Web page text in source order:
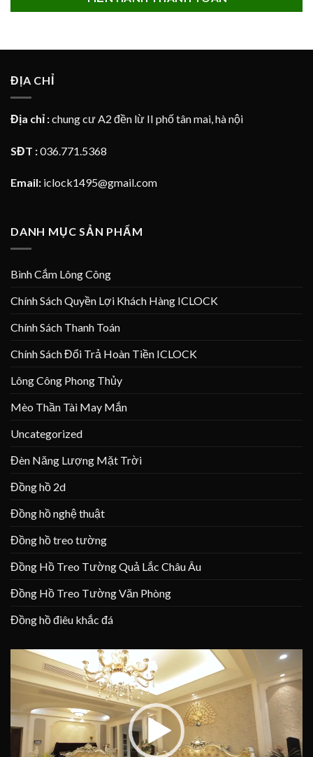
ĐỊA CHỈ
Địa chỉ :chung cư A2 đền lừ II phố tân mai, hà nội
SĐT :036.771.5368
Email: iclock1495@gmail.com
DANH MỤC SẢN PHẨM
Bình Cắm Lông Công
Chính Sách Quyền Lợi Khách Hàng ICLOCK
Chính Sách Thanh Toán
Chính Sách Đổi Trả Hoàn Tiền ICLOCK
Lông Công Phong Thủy
Mèo Thần Tài May Mắn
Uncategorized
Đèn Năng Lượng Mặt Trời
Đồng hồ 2d
Đồng hồ nghệ thuật
Đồng hồ treo tường
Đồng Hồ Treo Tường Quả Lắc Châu Âu
Đồng Hồ Treo Tường Văn Phòng
Đồng hồ điêu khắc đá
Trình
chơi